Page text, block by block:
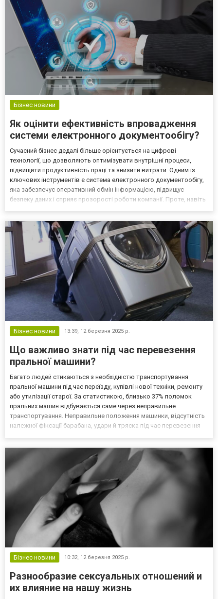
Бізнес новини
Як оцінити ефективність впровадження
системи електронного документообігу?
Сучасний бізнес дедалі більше орієнтується на цифрові
технології, що дозволяють оптимізувати внутрішні процеси,
підвищити продуктивність праці та знизити витрати. Одним із
ключових інструментів є система електронного документообігу,
яка забезпечує оперативний обмін інформацією, підвищує
безпеку даних і сприяє прозорості роботи компанії. Проте, навіть
Бізнес новини 13:39, 12 березня 2025 р.
Що важливо знати під час перевезення
пральної машини?
Багато людей стикаються з необхідністю транспортування
пральної машини під час переїзду, купівлі нової техніки, ремонту
або утилізації старої. За статистикою, близько 37% поломок
пральних машин відбувається саме через неправильне
транспортування. Неправильне положення машинки, відсутність
належної фіксації барабана, удари й тряска під час перевезення
Бізнес новини 10:32, 12 березня 2025 р.
Разнообразие сексуальных отношений и
их влияние на нашу жизнь